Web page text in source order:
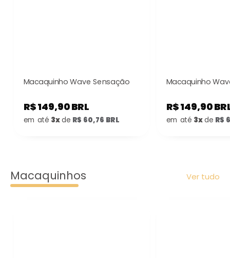
Macaquinho Wave Sensação
R$ 149,90 BRL
em até 3xde R$ 60,76 BRL
Macaquinho
R$ 149,90
em até 3xde R$
Macaquinhos Ver tudo